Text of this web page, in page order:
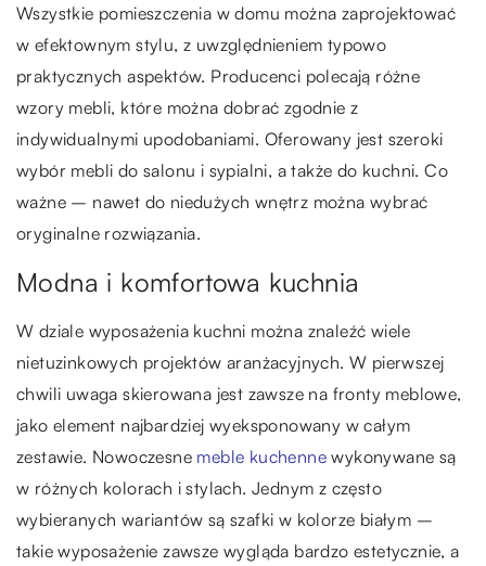
Wszystkie pomieszczenia w domu można zaprojektować
w efektownym stylu, z uwzględnieniem typowo
praktycznych aspektów. Producenci polecają różne
wzory mebli, które można dobrać zgodnie z
indywidualnymi upodobaniami. Oferowany jest szeroki
wybór mebli do salonu i sypialni, a także do kuchni. Co
ważne – nawet do niedużych wnętrz można wybrać
oryginalne rozwiązania.
Modna i komfortowa kuchnia
W dziale wyposażenia kuchni można znaleźć wiele
nietuzinkowych projektów aranżacyjnych. W pierwszej
chwili uwaga skierowana jest zawsze na fronty meblowe,
jako element najbardziej wyeksponowany w całym
zestawie. Nowoczesne meble kuchenne wykonywane są
w różnych kolorach i stylach. Jednym z często
wybieranych wariantów są szafki w kolorze białym –
takie wyposażenie zawsze wygląda bardzo estetycznie, a